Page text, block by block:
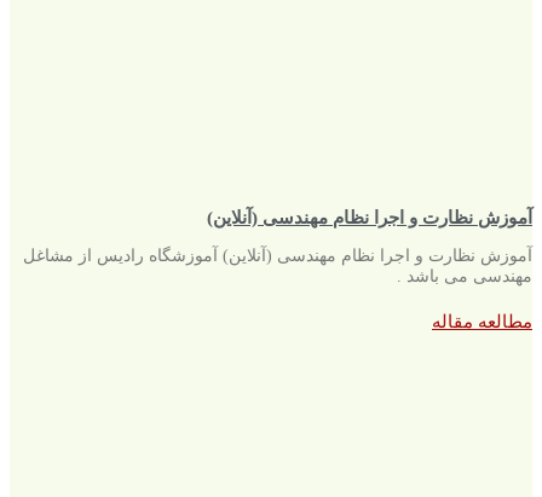
آموزش نظارت و اجرا نظام مهندسی (آنلاین)
آموزش نظارت و اجرا نظام مهندسی (آنلاین) آموزشگاه رادیس از مشاغل
مهندسی می باشد .
مطالعه مقاله